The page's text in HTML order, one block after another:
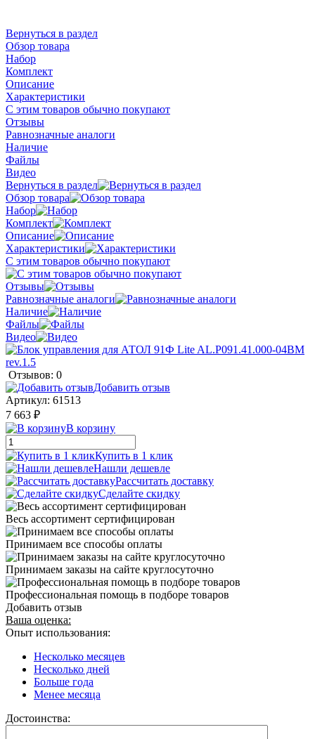
Вернуться в раздел
Обзор товара
Набор
Комплект
Описание
Характеристики
С этим товаров обычно покупают
Отзывы
Равнозначные аналоги
Наличие
Файлы
Видео
Вернуться в раздел
Обзор товара
Набор
Комплект
Описание
Характеристики
С этим товаров обычно покупают
Отзывы
Равнозначные аналоги
Наличие
Файлы
Видео
Отзывов: 0
Добавить отзыв
Артикул: 61513
7 663 ₽
В корзину
Купить в 1 клик
Нашли дешевле
Рассчитать доставку
Сделайте скидку
Весь ассортимент сертифицирован
Принимаем все способы оплаты
Принимаем заказы на сайте круглосуточно
Профессиональная помощь в подборе товаров
Добавить отзыв
Ваша оценка:
Опыт использования:
Несколько месяцев
Несколько дней
Больше года
Менее месяца
Достоинства: